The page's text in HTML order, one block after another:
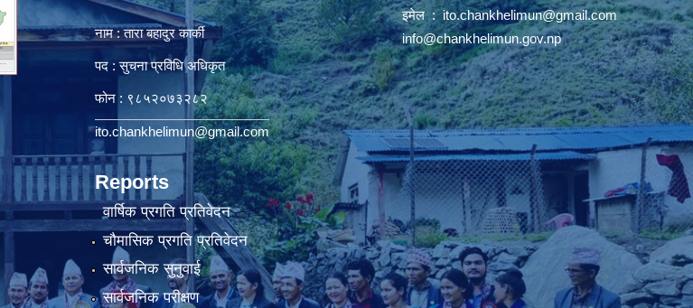
नाम : तारा बहादुर कार्की
पद : सुचना प्रविधि अधिकृत
फोन : ९८५२०७३२८२
ito.chankhelimun@gmail.com
Reports
वार्षिक प्रगति प्रतिवेदन
चौमासिक प्रगति प्रतिवेदन
सार्वजनिक सुनुवाई
सार्वजनिक परीक्षण
इमेल :ito.chankhelimun@gmail.com
info@chankhelimun.gov.np